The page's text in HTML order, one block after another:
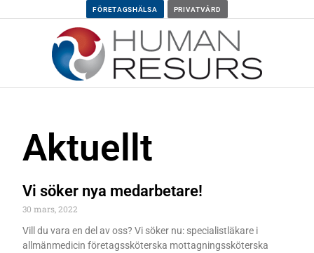
FÖRETAGSHÄLSA PRIVATVÅRD
Aktuellt
Vi söker nya medarbetare!
30 mars, 2022
Vill du vara en del av oss? Vi söker nu: specialistläkare i
allmänmedicin företagssköterska mottagningssköterska